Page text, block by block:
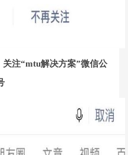
注“mtu解决方案”微信公